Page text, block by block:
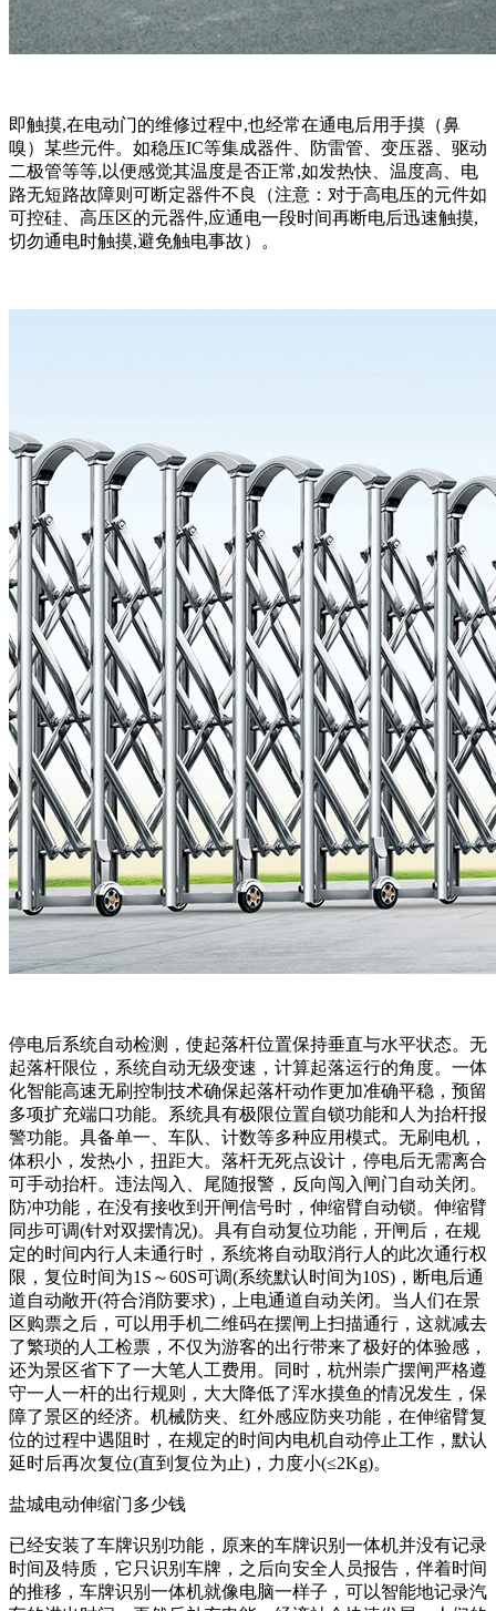
即触摸,在电动门的维修过程中,也经常在通电后用手摸（鼻
嗅）某些元件。如稳压IC等集成器件、防雷管、变压器、驱动
二极管等等,以便感觉其温度是否正常,如发热快、温度高、电
路无短路故障则可断定器件不良（注意：对于高电压的元件如
可控硅、高压区的元器件,应通电一段时间再断电后迅速触摸,
切勿通电时触摸,避免触电事故）。
停电后系统自动检测，使起落杆位置保持垂直与水平状态。无
起落杆限位，系统自动无级变速，计算起落运行的角度。一体
化智能高速无刷控制技术确保起落杆动作更加准确平稳，预留
多项扩充端口功能。系统具有极限位置自锁功能和人为抬杆报
警功能。具备单一、车队、计数等多种应用模式。无刷电机，
体积小，发热小，扭距大。落杆无死点设计，停电后无需离合
可手动抬杆。违法闯入、尾随报警，反向闯入闸门自动关闭。
防冲功能，在没有接收到开闸信号时，伸缩臂自动锁。伸缩臂
同步可调(针对双摆情况)。具有自动复位功能，开闸后，在规
定的时间内行人未通行时，系统将自动取消行人的此次通行权
限，复位时间为1S～60S可调(系统默认时间为10S)，断电后通
道自动敞开(符合消防要求)，上电通道自动关闭。当人们在景
区购票之后，可以用手机二维码在摆闸上扫描通行，这就减去
了繁琐的人工检票，不仅为游客的出行带来了极好的体验感，
还为景区省下了一大笔人工费用。同时，杭州崇广摆闸严格遵
守一人一杆的出行规则，大大降低了浑水摸鱼的情况发生，保
障了景区的经济。机械防夹、红外感应防夹功能，在伸缩臂复
位的过程中遇阻时，在规定的时间内电机自动停止工作，默认
延时后再次复位(直到复位为止)，力度小(≤2Kg)。
盐城电动伸缩门多少钱
已经安装了车牌识别功能，原来的车牌识别一体机并没有记录
时间及特质，它只识别车牌，之后向安全人员报告，伴着时间
的推移，车牌识别一体机就像电脑一样子，可以智能地记录汽